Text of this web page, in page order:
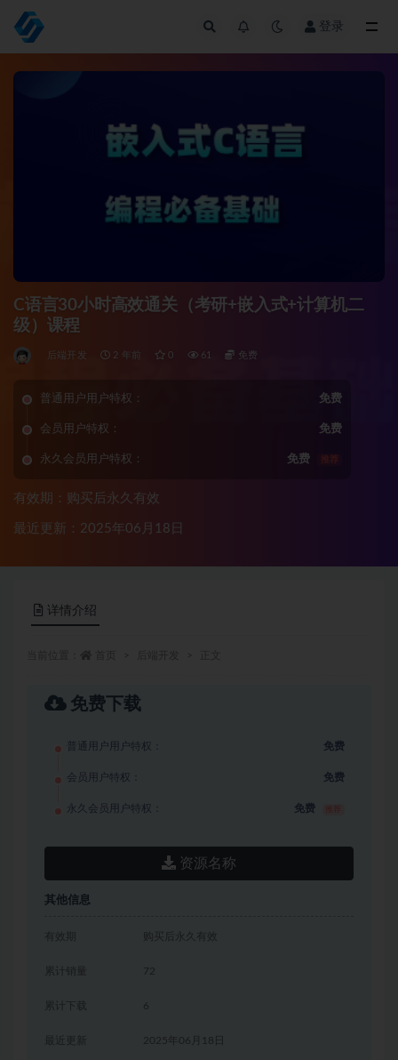
登录
C语言30小时高效通关（考研+嵌入式+计算机二
级）课程
后端开发 2 年前 0 61 免费
普通用户用户特权： 免费
会员用户特权： 免费
永久会员用户特权： 免费 推荐
有效期：购买后永久有效
最近更新：2025年06月18日
详情介绍
免费下载
普通用户用户特权： 免费
会员用户特权： 免费
永久会员用户特权： 免费
资源名称
其他信息
有效期 购买后永久有效
累计销量 72
累计下载 6
2025年06月18日